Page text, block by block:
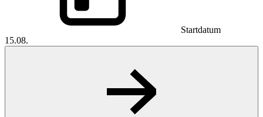
Startdatum
15.08.